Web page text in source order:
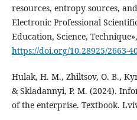
resources, entropy sources,
Electronic Professional
Education, Science,
https://doi.org/10.28925/2663-
Hulak, H. M., Zhiltsov, O. B.,
& Skladannyi, P. M. (2024).
of the enterprise. Textbook.